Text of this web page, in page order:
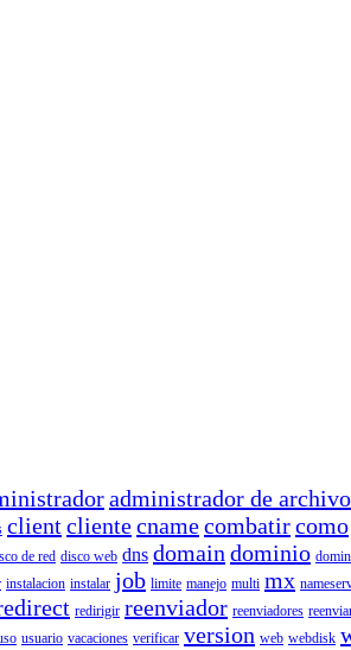
administrador de
clientclientecnamecombatircomo
de red disco web dns domain dominio
instalacion instalar job limite manejo multi mx
redirigir reenviador reenviadores
usuario vacaciones verificar version web webdisk